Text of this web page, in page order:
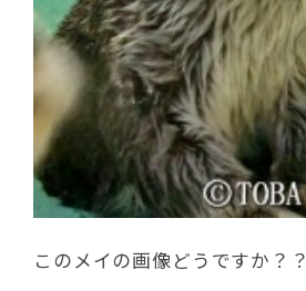
このメイの画像どうですか？？